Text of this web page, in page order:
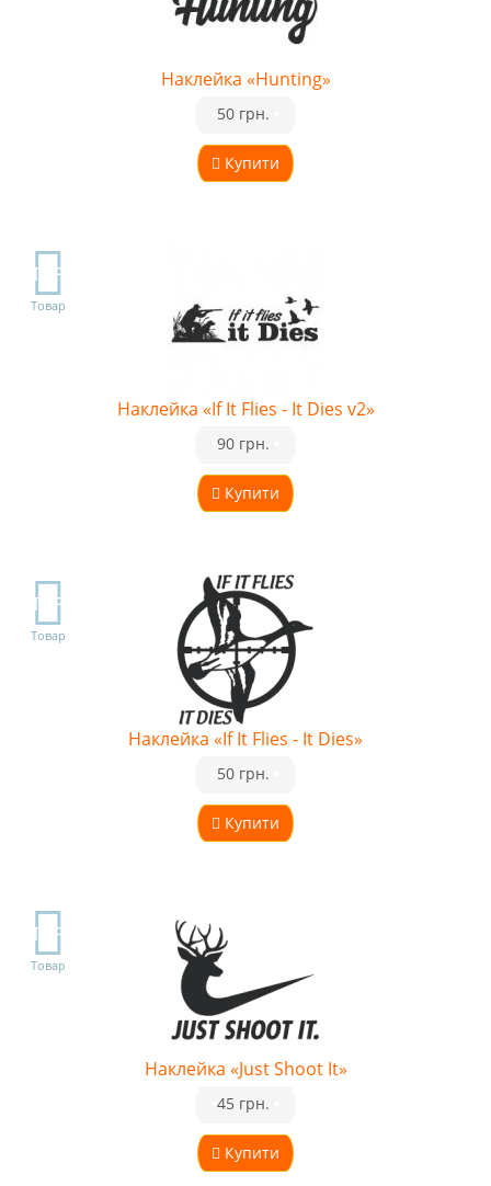
Наклейка «Hunting»
Купити
50 грн.
TOP
Товар
Наклейка «If It Flies - It Dies v2»
Купити
90 грн.
TOP
Товар
Наклейка «If It Flies - It Dies»
Купити
50 грн.
TOP
Товар
Наклейка «Just Shoot It»
Купити
45 грн.